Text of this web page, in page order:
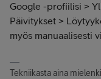
Google -profiilisi >
Päivitykset >
myös manuaalisesti
Tekniikasta aina